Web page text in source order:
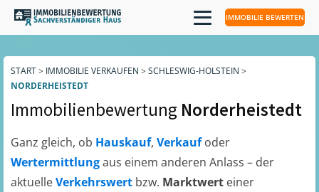
IMMOBILIE BEWERTEN
START> IMMOBILIE VERKAUFEN > SCHLESWIG-HOLSTEIN >
NORDERHEISTEDT
Immobilienbewertung Norderheistedt
Ganz gleich, ob Hauskauf, Verkaufoder
Wertermittlungaus einem anderen Anlass – der
aktuelleVerkehrswert bzw. Marktwert einer